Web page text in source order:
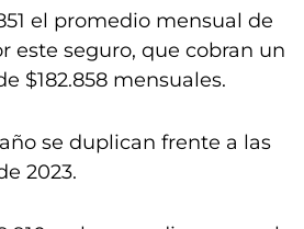
el promedio mensual de
este seguro, que cobran un
$182.858 mensuales.
se duplican frente a las
2023.